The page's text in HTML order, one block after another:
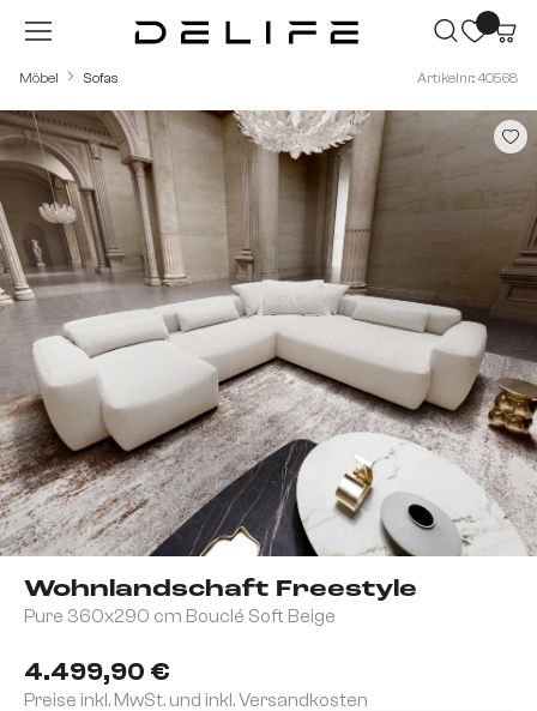
Zum Hauptinhalt springen
Möbel Sofas Artikelnr.: 40568
Wohnlandschaft Freestyle
Pure 360x290 cm Bouclé Soft Beige
4.499,90 €
Preise inkl. MwSt. und inkl. Versandkosten
Bildergalerie überspringen